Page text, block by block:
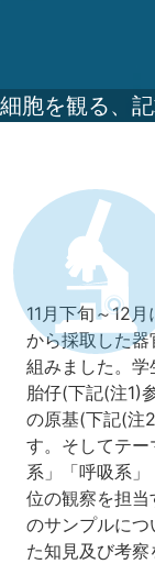
細胞を観る、
11月下旬～12
から採取した器
組みました。
胎仔(下記(注1)
の原基(下記(注
す。そしてテー
系」「呼吸系
位の観察を担
のサンプルに
た知見及び考察